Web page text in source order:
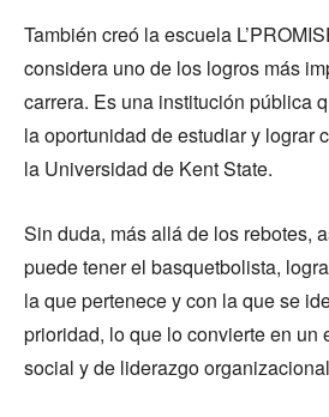
También creó la escuela
considera uno de los logros más
carrera. Es una institución pública
la oportunidad de estudiar y lograr
la Universidad de Kent State.
Sin duda, más allá de los rebotes,
puede tener el basquetbolista,
la que pertenece y con la que se
prioridad, lo que lo convierte en un
social y de liderazgo